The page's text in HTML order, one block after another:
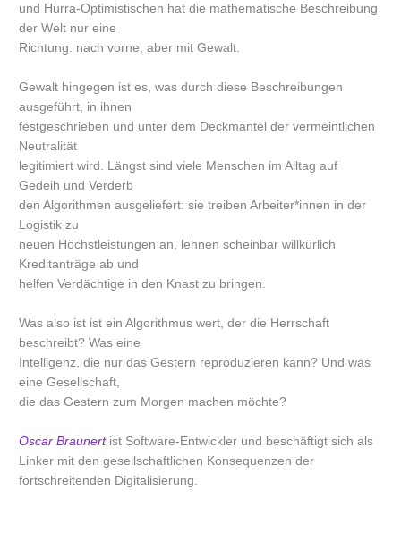
und Hurra-Optimistischen hat die mathematische Beschreibung
der Welt nur eine
Richtung: nach vorne, aber mit Gewalt.
Gewalt hingegen ist es, was durch diese Beschreibungen
ausgeführt, in ihnen
festgeschrieben und unter dem Deckmantel der vermeintlichen
Neutralität
legitimiert wird. Längst sind viele Menschen im Alltag auf
Gedeih und Verderb
den Algorithmen ausgeliefert: sie treiben Arbeiter*innen in der
Logistik zu
neuen Höchstleistungen an, lehnen scheinbar willkürlich
Kreditanträge ab und
helfen Verdächtige in den Knast zu bringen.
Was also ist ist ein Algorithmus wert, der die Herrschaft
beschreibt? Was eine
Intelligenz, die nur das Gestern reproduzieren kann? Und was
eine Gesellschaft,
die das Gestern zum Morgen machen möchte?
Oscar Braunertist Software-Entwickler und beschäftigt sich als
Linker mit den gesellschaftlichen Konsequenzen der
fortschreitenden Digitalisierung.